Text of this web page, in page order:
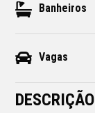
Banheiros
Vagas
DESCRIÇÃO